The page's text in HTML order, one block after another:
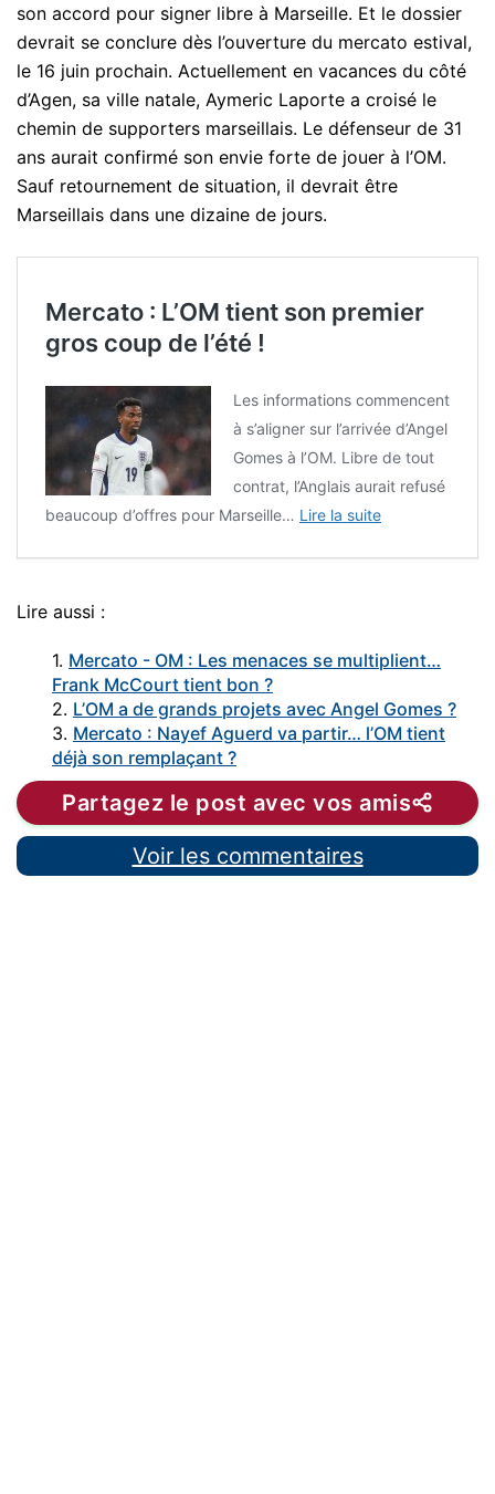
son accord pour signer libre à Marseille. Et le dossier
devrait se conclure dès l’ouverture du mercato estival,
le 16 juin prochain. Actuellement en vacances du côté
d’Agen, sa ville natale, Aymeric Laporte a croisé le
chemin de supporters marseillais. Le défenseur de 31
ans aurait confirmé son envie forte de jouer à l’OM.
Sauf retournement de situation, il devrait être
Marseillais dans une dizaine de jours.
Mercato : L’OM tient son premier
gros coup de l’été !
Les informations commencent
à s’aligner sur l’arrivée d’Angel
Gomes à l’OM. Libre de tout
contrat, l’Anglais aurait refusé
beaucoup d’offres pour Marseille… Lire la suite
Lire aussi :
1. Mercato - OM : Les menaces se multiplient…
Frank McCourt tient bon ?
2. L’OM a de grands projets avec Angel Gomes ?
3. Mercato : Nayef Aguerd va partir… l’OM tient
déjà son remplaçant ?
Partagez le post avec vos amis
Voir les commentaires